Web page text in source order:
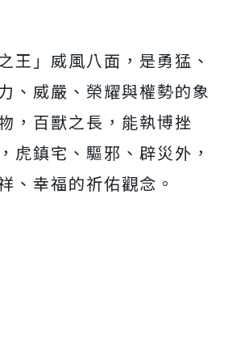
王」威風八面，是勇猛、
、威嚴、榮耀與權勢的象
，百獸之長，能執博挫
虎鎮宅、驅邪、辟災外，
、幸福的祈佑觀念。